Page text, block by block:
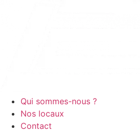
Qui sommes-nous ?
Nos locaux
Contact